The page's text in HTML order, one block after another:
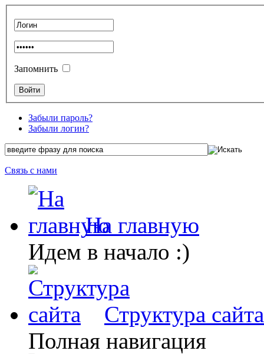
Запомнить
Забыли пароль?
Забыли логин?
Связь с нами
На главную
Идем в начало :)
Структура сайта
Полная навигация